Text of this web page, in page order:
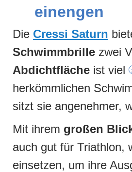
einengen
Die Cressi Saturn
Schwimmbrille zwei
Abdichtfläche ist viel
herkömmlichen
sitzt sie angenehmer,
Mit ihrem großen
auch gut für Triathlon,
einsetzen, um ihre